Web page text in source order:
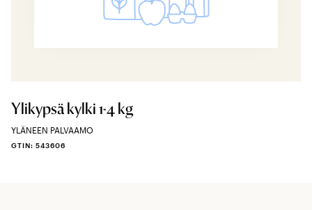
Ylikypsä kylki 1-4 kg
YLÄNEEN PALVAAMO
GTIN: 543606